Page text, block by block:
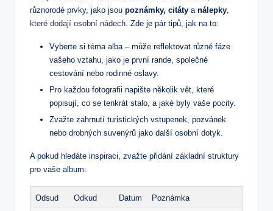
‌různorodé prvky, jako jsou‍ poznámky, citáty a nálepky
které dodají osobní nádech .⁣ Zde je pár tipů, jak na to:
Vyberte si‌ téma alba – může reflektovat různé fáze
vašeho vztahu, jako je první rande, společné
cestování nebo rodinné oslavy.
Pro každou fotografii napište několik vět, které​
popisují, co se tenkrát stalo, a jaké byly vaše pocity.
Zvažte zahrnutí turistických vstupenek, pozvánek‌
nebo drobných suvenýrů ​jako další osobní dotyk.
A pokud hledáte inspiraci, zvažte ⁣přidání⁣ základní struktury
pro vaše⁤ album:
Odsud Odkud Datum Poznámka